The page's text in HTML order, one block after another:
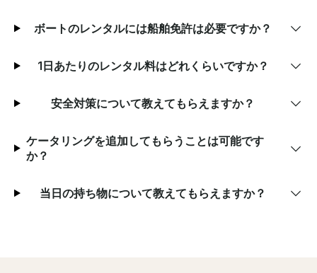
ボートのレンタルには船舶免許は必要ですか？
1日あたりのレンタル料はどれくらいですか？
安全対策について教えてもらえますか？
ケータリングを追加してもらうことは可能です
か？
当日の持ち物について教えてもらえますか？